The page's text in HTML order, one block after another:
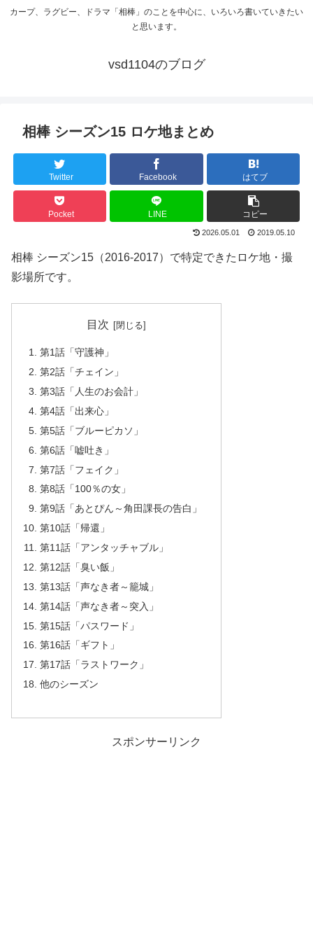
カープ、ラグビー、ドラマ「相棒」のことを中心に、いろいろ書いていきたい
と思います。
vsd1104のブログ
相棒 シーズン15 ロケ地まとめ
Twitter Facebook はてブ
Pocket LINE コピー
2026.05.01 2019.05.10
相棒 シーズン15（2016-2017）で特定できたロケ地・撮
影場所です。
目次
第1話「守護神」
第2話「チェイン」
第3話「人生のお会計」
第4話「出来心」
第5話「ブルーピカソ」
第6話「嘘吐き」
第7話「フェイク」
第8話「100％の女」
第9話「あとぴん～角田課長の告白」
第10話「帰還」
第11話「アンタッチャブル」
第12話「臭い飯」
第13話「声なき者～籠城」
第14話「声なき者～突入」
第15話「パスワード」
第16話「ギフト」
第17話「ラストワーク」
他のシーズン
スポンサーリンク